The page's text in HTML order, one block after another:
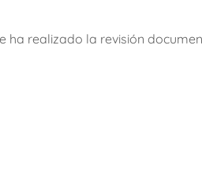
ha realizado la revisión